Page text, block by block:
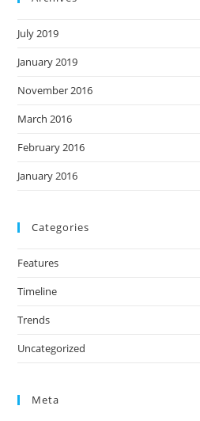
July 2019
January 2019
November 2016
March 2016
February 2016
January 2016
Categories
Features
Timeline
Trends
Uncategorized
Meta